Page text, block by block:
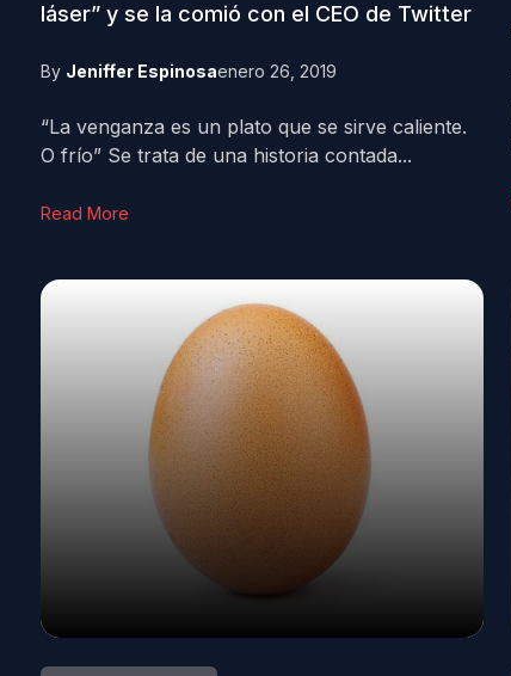
láser” y se la comió con el CEO de Twitter
By Jeniffer Espinosaenero 26, 2019
“La venganza es un plato que se sirve caliente.
O frío” Se trata de una historia contada...
Read More